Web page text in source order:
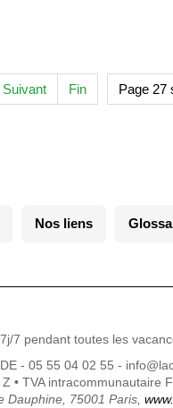
Page 27
Suivant Fin
Nos liens
7 pendant toutes les
- 05 55 04 02 55 -
• TVA intracommunautaire
Dauphine, 75001 Paris,